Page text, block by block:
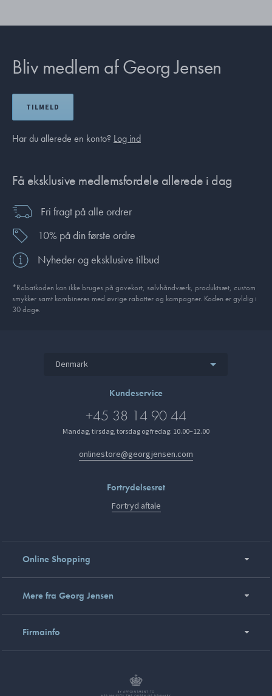
Bliv medlem af Georg Jensen
TILMELD
Har du allerede en konto? Log ind
Få eksklusive medlemsfordele allerede i dag
Fri fragt på alle ordrer
10% på din første ordre
Nyheder og eksklusive tilbud
*Rabatkoden kan ikke bruges på gavekort, sølvhåndværk, produktsæt, custom
smykker samt kombineres med øvrige rabatter og kampagner. Koden er gyldig i
30 dage.
Denmark
Kundeservice
+45 38 14 90 44
Mandag, tirsdag, torsdag og fredag: 10.00–12.00
onlinestore@georgjensen.com
Fortrydelsesret
Fortryd aftale
Online Shopping
Mere fra Georg Jensen
Firmainfo